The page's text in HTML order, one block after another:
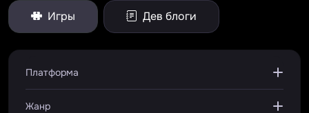
Игры Дев блоги
Платформа
Жанр